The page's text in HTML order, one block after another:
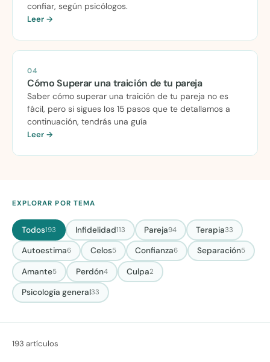
confiar, según psicólogos.
Leer →
04
Cómo Superar una traición de tu pareja
Saber cómo superar una traición de tu pareja no es
fácil, pero si sigues los 15 pasos que te detallamos a
continuación, tendrás una guía
Leer →
EXPLORAR POR TEMA
Todos193 Infidelidad113 Pareja94 Terapia33
Autoestima6 Celos5 Confianza6 Separación5
Amante5 Perdón4 Culpa2
Psicología general33
193 artículos